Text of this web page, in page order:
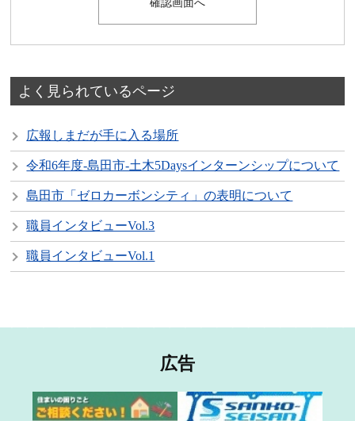
よく見られているページ
広報しまだが手に入る場所
令和6年度-島田市-土木5Daysインターンシップについて
島田市「ゼロカーボンシティ」の表明について
職員インタビューVol.3
職員インタビューVol.1
広告